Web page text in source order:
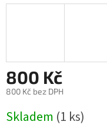
800 Kč
800 Kč bez DPH
cena:
Skladem (1 ks)